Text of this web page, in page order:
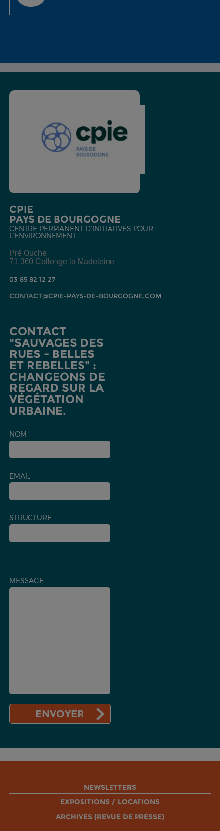
CPIE
PAYS DE BOURGOGNE
CENTRE PERMANENT D'INITIATIVES POUR
L'ENVIRONNEMENT
Pré Ouche
71 360 Collonge la Madeleine
03 85 82 12 27
CONTACT@CPIE-PAYS-DE-BOURGOGNE.COM
CONTACT
"SAUVAGES DES
RUES - BELLES
ET REBELLES" :
CHANGEONS DE
REGARD SUR LA
VÉGÉTATION
URBAINE.
NOM
EMAIL
STRUCTURE
MESSAGE
NEWSLETTERS
EXPOSITIONS / LOCATIONS
ARCHIVES (REVUE DE PRESSE)